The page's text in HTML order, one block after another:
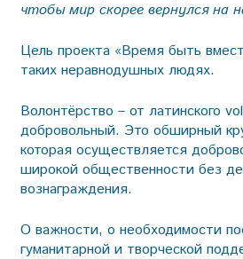
чтобы мир скорее вернулся на
Цель проекта «Время быть
таких неравнодушных людях.
Волонтёрство – от латинского
добровольный. Это обширный
которая осуществляется
широкой общественности без
вознаграждения.
О важности, о необходимости
гуманитарной и творческой